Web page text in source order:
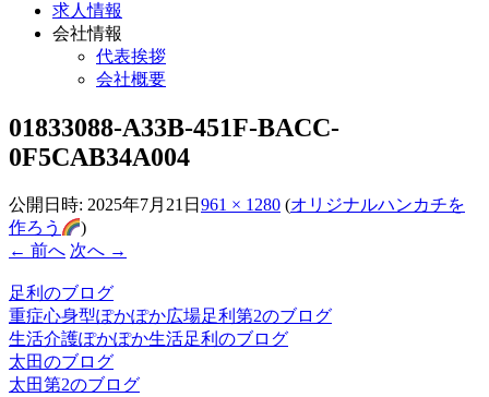
求人情報
会社情報
代表挨拶
会社概要
01833088-A33B-451F-BACC-
0F5CAB34A004
公開日時: 2025年7月21日 961 × 1280 (オリジナルハンカチを
作ろう
)
← 前へ 次へ →
足利のブログ
重症心身型ぽかぽか広場足利第2のブログ
生活介護ぽかぽか生活足利のブログ
太田のブログ
太田第2のブログ